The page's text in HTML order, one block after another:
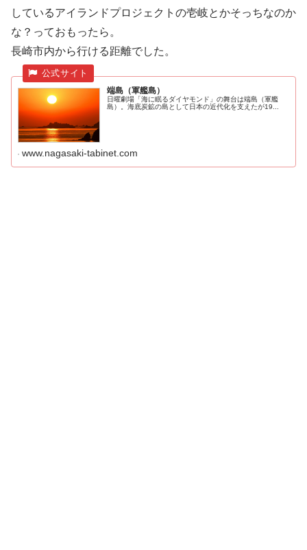
しているアイランドプロジェクトの壱岐とかそっちなのか
な？っておもったら。
長崎市内から行ける距離でした。
端島（軍艦島）
日曜劇場「海に眠るダイヤモンド」の舞台は端島（軍艦
島）。海底炭鉱の島として日本の近代化を支えたが19...
www.nagasaki-tabinet.com